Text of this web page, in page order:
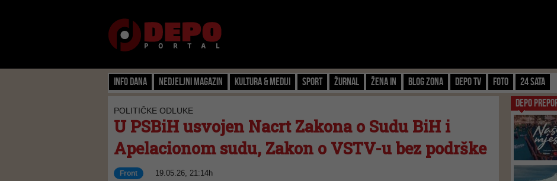
Info dana Nedjeljni magazin Kultura & Mediji Sport Žurnal Žena IN Blog zona Depo TV FOTO 24 SATA
POLITIČKE ODLUKE
U PSBiH usvojen Nacrt Zakona o Sudu BiH i
Apelacionom sudu, Zakon o VSTV-u bez podrške
Front 19.05.26, 21:14h
DEPO